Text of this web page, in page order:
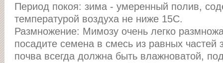
Период покоя: зима - умеренный полив,
температурой воздуха не ниже 15С.
Размножение: Мимозу очень легко
посадите семена в смесь из равных частей
почва всегда должна быть влажноватой,